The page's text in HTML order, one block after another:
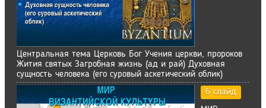
Центральная тема Церковь Бог Учения церкви, пророков
Жития святых Загробная жизнь (ад и рай) Духовная
сущность человека (его суровый аскетический облик)
6 слайд